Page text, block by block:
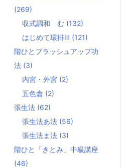
(269)
収式調和 む (132)
はじめて環排Ⅲ (121)
階ひとブラッシュアップ功
法 (3)
内宮・外宮 (2)
五色倉 (2)
張生法 (62)
張生法あ法 (56)
張生法ま法 (3)
階ひと「きとみ」中級講座
(46)